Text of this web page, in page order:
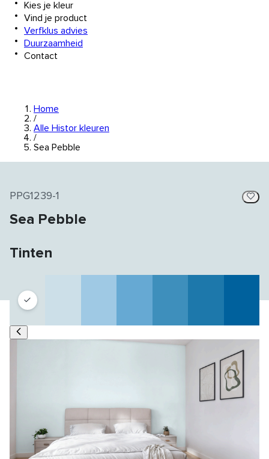
Kies je kleur
Vind je product
Verfklus advies
Duurzaamheid
Contact
Home
/
Alle Histor kleuren
/
Sea Pebble
PPG1239-1
Sea Pebble
Tinten